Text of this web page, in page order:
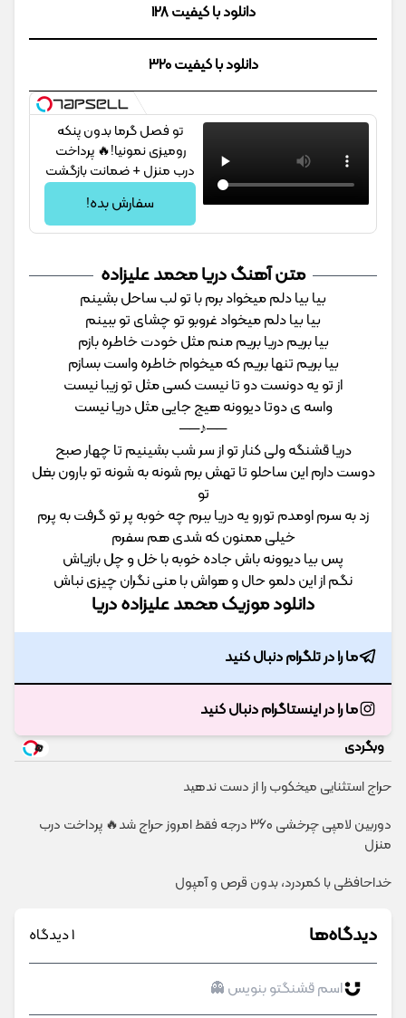
دانلود با کیفیت 128
دانلود با کیفیت 320
تو فصل گرما بدون پنکه
رومیزی نمونیا!🔥 پرداخت
درب منزل + ضمانت بازگشت
سفارش بده!
متن آهنگ دریا محمد علیزاده
بیا بیا دلم میخواد برم با تو لب ساحل بشینم
بیا بیا دلم میخواد غروبو تو چشای تو ببینم
بیا بریم دریا بریم منم مثل خودت خاطره بازم
بیا بریم تنها بریم که میخوام خاطره واست بسازم
از تو یه دونست دو تا نیست کسی مثل تو زیبا نیست
واسه ی دوتا دیوونه هیج جایی مثل دریا نیست
──♪──
دریا قشنگه ولی کنار تو از سر شب بشینیم تا چهار صبح
دوست دارم این ساحلو تا تهش برم شونه به شونه تو بارون بغل
تو
زد به سرم اومدم تورو یه دریا ببرم چه خوبه پر تو گرفت به پرم
خیلی ممنون که شدی هم سفرم
پس بیا دیوونه باش جاده خوبه با خل و چل بازیاش
نگم از این دلمو حال و هواش با منی نگران چیزی نباش
دانلود موزیک محمد علیزاده دریا
ما را در تلگرام دنبال کنید
ما را در اینستاگرام دنبال کنید
وبگردی
حراج استثنایی میخکوب را از دست ندهید
دوربین لامپی چرخشی 360 درجه فقط امروز حراج شد🔥 پرداخت درب
منزل
خداحافظی با کمردرد، بدون قرص و آمپول
دیدگاه‌ها 1 دیدگاه